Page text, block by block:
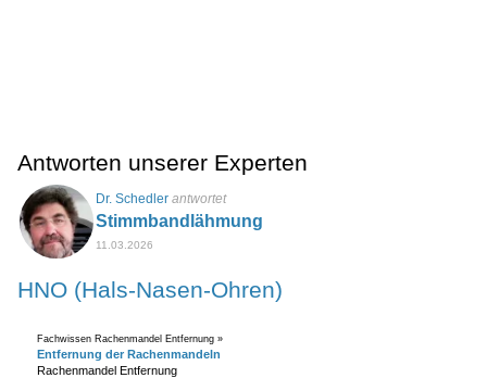
Antworten unserer Experten
Dr. Schedler antwortet
Stimmbandlähmung
11.03.2026
HNO (Hals-Nasen-Ohren)
Fachwissen Rachenmandel Entfernung »
Entfernung der Rachenmandeln
Rachenmandel Entfernung